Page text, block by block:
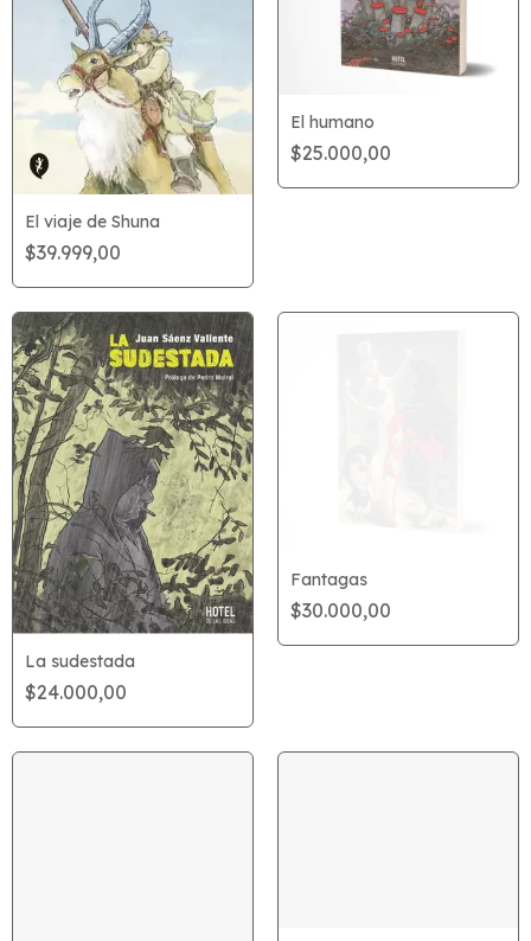
El viaje de Shuna
$39.999,00
El humano
$25.000,00
La sudestada
$24.000,00
Fantagas
$30.000,00